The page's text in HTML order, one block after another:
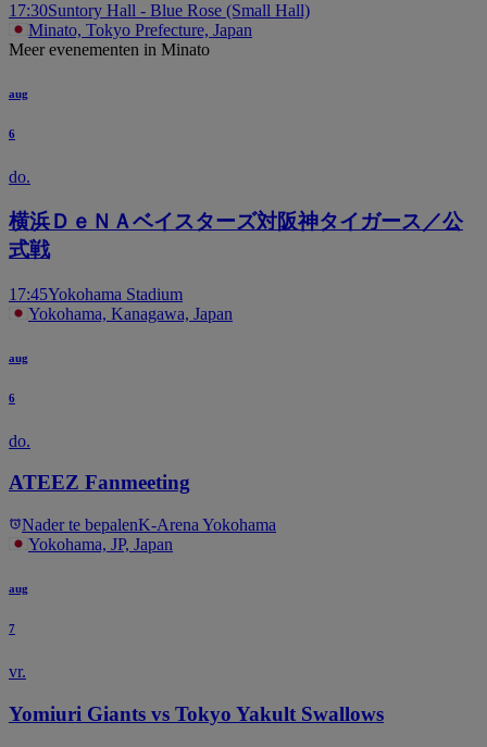
17:30Suntory Hall - Blue Rose (Small Hall)
Minato, Tokyo Prefecture, Japan
Meer evenementen in Minato
aug
6
do.
横浜ＤｅＮＡベイスターズ対阪神タイガース／公
式戦
17:45Yokohama Stadium
Yokohama, Kanagawa, Japan
aug
6
do.
ATEEZ Fanmeeting
Nader te bepalenK-Arena Yokohama
Yokohama, JP, Japan
aug
7
vr.
Yomiuri Giants vs Tokyo Yakult Swallows